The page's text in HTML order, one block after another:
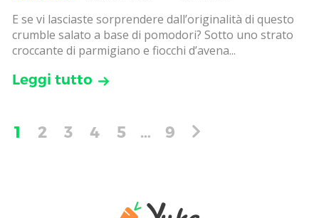
E se vi lasciaste sorprendere dall’originalità di questo
crumble salato a base di pomodori? Sotto uno strato
croccante di parmigiano e fiocchi d’avena...
Leggi tutto
1 2 3 4 5 … 9